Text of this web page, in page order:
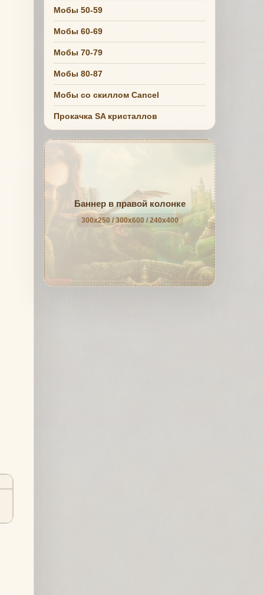
Мобы 50-59
Мобы 60-69
Мобы 70-79
Мобы 80-87
Мобы со скиллом Cancel
Прокачка SA кристаллов
Баннер в правой колонке
300x250 / 300x600 / 240x400